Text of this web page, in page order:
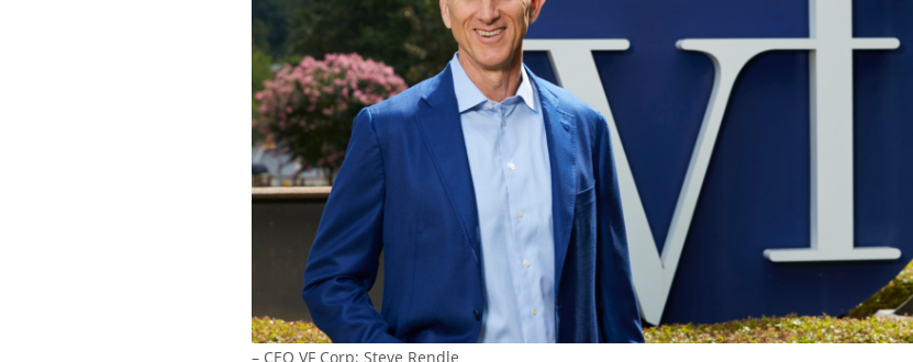
– CEO VF Corp; Steve Rendle